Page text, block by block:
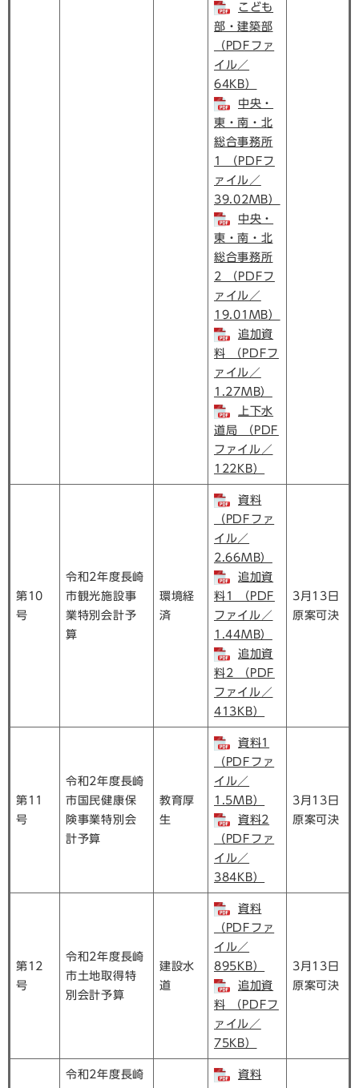
こども
部・建築部
（PDFファ
イル／
64KB）
中央・
東・南・北
総合事務所
1 （PDFフ
ァイル／
39.02MB）
中央・
東・南・北
総合事務所
2 （PDFフ
ァイル／
19.01MB）
追加資
料 （PDFフ
ァイル／
1.27MB）
上下水
道局 （PDF
ファイル／
122KB）
第10
号
令和2年度長崎
市観光施設事
業特別会計予
算
環境経
済
資料
（PDFファ
イル／
2.66MB）
追加資
料1 （PDF
ファイル／
1.44MB）
追加資
料2 （PDF
ファイル／
413KB）
3月13日
原案可決
第11
号
令和2年度長崎
市国民健康保
険事業特別会
計予算
教育厚
生
資料1
（PDFファ
イル／
1.5MB）
資料2
（PDFファ
イル／
384KB）
3月13日
原案可決
第12
号
令和2年度長崎
市土地取得特
別会計予算
建設水
道
資料
（PDFファ
イル／
895KB）
追加資
料 （PDFフ
ァイル／
75KB）
3月13日
原案可決
令和2年度長崎
資料